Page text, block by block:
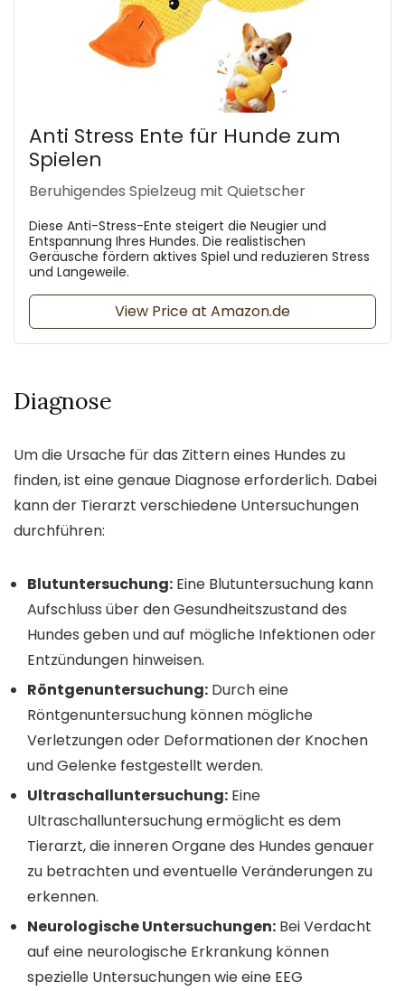
Anti Stress Ente für Hunde zum
Spielen
Beruhigendes Spielzeug mit Quietscher
Diese Anti-Stress-Ente steigert die Neugier und
Entspannung Ihres Hundes. Die realistischen
Geräusche fördern aktives Spiel und reduzieren Stress
und Langeweile.
View Price at Amazon.de
Diagnose
Um die Ursache für das Zittern eines Hundes zu
finden, ist eine genaue Diagnose erforderlich. Dabei
kann der Tierarzt verschiedene Untersuchungen
durchführen:
Blutuntersuchung: Eine Blutuntersuchung kann
Aufschluss über den Gesundheitszustand des
Hundes geben und auf mögliche Infektionen oder
Entzündungen hinweisen.
Röntgenuntersuchung: Durch eine
Röntgenuntersuchung können mögliche
Verletzungen oder Deformationen der Knochen
und Gelenke festgestellt werden.
Ultraschalluntersuchung: Eine
Ultraschalluntersuchung ermöglicht es dem
Tierarzt, die inneren Organe des Hundes genauer
zu betrachten und eventuelle Veränderungen zu
erkennen.
Neurologische Untersuchungen: Bei Verdacht
auf eine neurologische Erkrankung können
spezielle Untersuchungen wie eine EEG